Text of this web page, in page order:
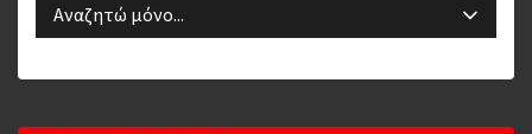
Αναζητώ μόνο...